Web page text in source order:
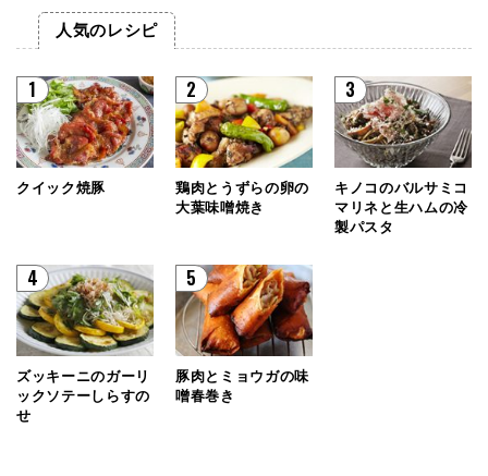
人気のレシピ
1
クイック焼豚
2
鶏肉とうずらの卵の
大葉味噌焼き
3
キノコのバルサミコ
マリネと生ハムの冷
製パスタ
4
ズッキーニのガーリ
ックソテーしらすの
せ
5
豚肉とミョウガの味
噌春巻き